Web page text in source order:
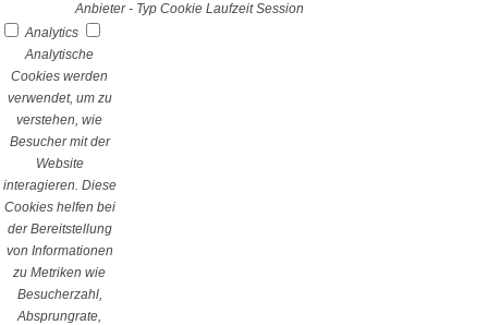
Anbieter - Typ Cookie Laufzeit Session
Analytics
Analytische
Cookies werden
verwendet, um zu
verstehen, wie
Besucher mit der
Website
interagieren. Diese
Cookies helfen bei
der Bereitstellung
von Informationen
zu Metriken wie
Besucherzahl,
Absprungrate,